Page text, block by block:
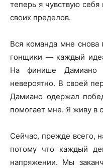
теперь я чувствую
своих пределов.
Вся команда мне снова
гонщики — каждый
На финише Дамиано
невероятно. В своей
Дамиано одержал
помогает мне. Я живу в
Сейчас, прежде всего,
потому что каждый
напряжении. Мы